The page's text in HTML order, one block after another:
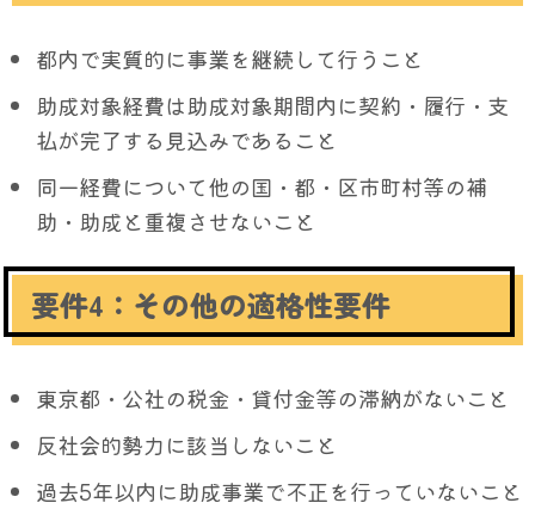
都内で実質的に事業を継続して行うこと
助成対象経費は助成対象期間内に契約・履行・支
払が完了する見込みであること
同一経費について他の国・都・区市町村等の補
助・助成と重複させないこと
要件4：その他の適格性要件
東京都・公社の税金・貸付金等の滞納がないこと
反社会的勢力に該当しないこと
過去5年以内に助成事業で不正を行っていないこと